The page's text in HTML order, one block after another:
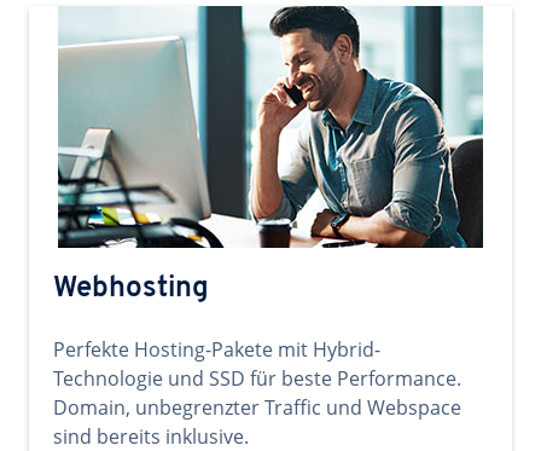
Webhosting
Perfekte Hosting-Pakete mit Hybrid-
Technologie und SSD für beste Performance.
Domain, unbegrenzter Traffic und Webspace
sind bereits inklusive.